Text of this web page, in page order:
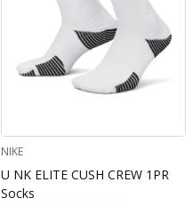
NIKE
U NK ELITE CUSH CREW 1PR
Socks